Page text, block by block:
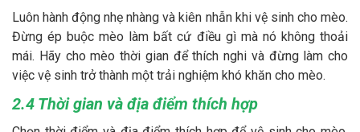
Luôn hành động nhẹ nhàng và kiên nhẫn khi vệ sinh cho mèo.
Đừng ép buộc mèo làm bất cứ điều gì mà nó không thoải
mái. Hãy cho mèo thời gian để thích nghi và đừng làm cho
việc vệ sinh trở thành một trải nghiệm khó khăn cho mèo.
2.4 Thời gian và địa điểm thích hợp